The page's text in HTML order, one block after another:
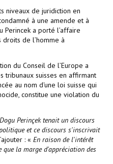
niveaux de juridiction en
à une amende et à
Perincek a porté l’affaire
de l’homme à
du Conseil de l’Europe a
tribunaux suisses en affirmant
au nom d'une loi suisse qui
constitue une violation du
Dogu Perinçek tenait un discours
et ce discours s'inscrivait
: « En raison de l'intérêt
la marge d'appréciation des